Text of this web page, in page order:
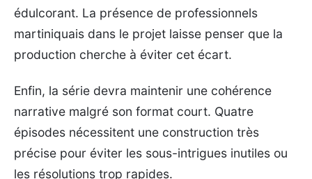
édulcorant. La présence de professionnels
martiniquais dans le projet laisse penser que la
production cherche à éviter cet écart.
Enfin, la série devra maintenir une cohérence
narrative malgré son format court. Quatre
épisodes nécessitent une construction très
précise pour éviter les sous-intrigues inutiles ou
les résolutions trop rapides.